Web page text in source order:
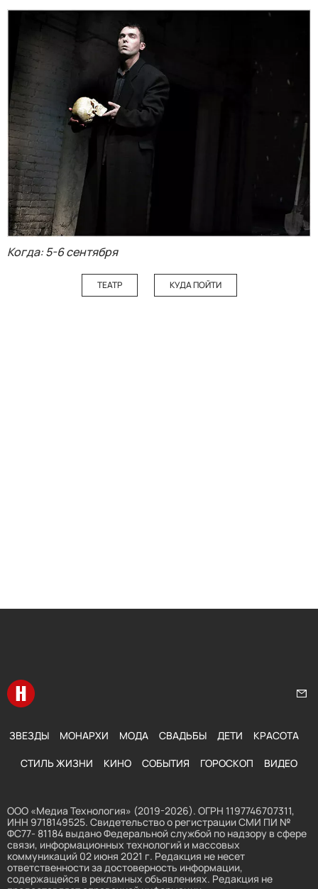
Когда: 5-6 сентября
ТЕАТР КУДА ПОЙТИ
Перейти на главную
ЗВЕЗДЫ МОНАРХИ МОДА СВАДЬБЫ ДЕТИ КРАСОТА
СТИЛЬ ЖИЗНИ КИНО СОБЫТИЯ ГОРОСКОП ВИДЕО
ООО «Медиа Технология» (2019-2026). ОГРН 1197746707311,
ИНН 9718149525. Свидетельство о регистрации СМИ ПИ №
ФС77- 81184 выдано Федеральной службой по надзору в сфере
связи, информационных технологий и массовых
коммуникаций 02 июня 2021 г. Редакция не несет
ответственности за достоверность информации,
содержащейся в рекламных объявлениях. Редакция не